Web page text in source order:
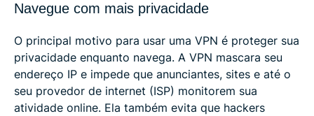
Navegue com mais privacidade
O principal motivo para usar uma VPN é proteger sua
privacidade enquanto navega. A VPN mascara seu
endereço IP e impede que anunciantes, sites e até o
seu provedor de internet (ISP) monitorem sua
atividade online. Ela também evita que hackers